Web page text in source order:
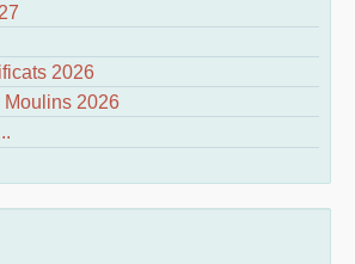
2026
Moulins 2026